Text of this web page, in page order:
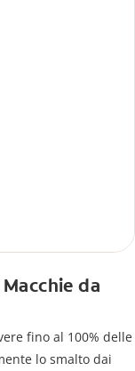
da
fino al 100% delle
lo smalto dai